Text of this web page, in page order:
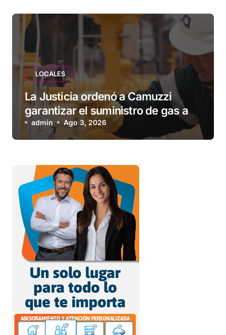
LOCALES
La Justicia ordenó a Camuzzi
garantizar el suministro de gas a
una familia de Tolhuin
admin Ago 3, 2026